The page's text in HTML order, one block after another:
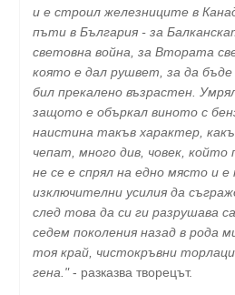
и е строил железниците в
пъти в България - за
световна война, за Втората
която е дал рушвет, за да
бил прекалено възрастен.
защото е объркал виното с
наистина такъв характер,
чепат, много див, човек, който
не се е спрял на едно място и е
изключителни усилия да
след това да си ги разрушава
седем поколения назад в рода
тоя край, чистокръвни
гена."- разказва творецът.